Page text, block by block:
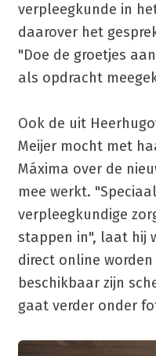
verpleegkunde in
daarover het
"Doe de groetjes
als opdracht
Ook de uit
Meijer mocht met
Máxima over de
mee werkt.
verpleegkundige
stappen in", laat hij
direct online
beschikbaar zijn
gaat verder onder